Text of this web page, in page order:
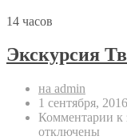
14 часов
Экскурсия
на admin
1 сентября, 2016
Комментарии к
отключены